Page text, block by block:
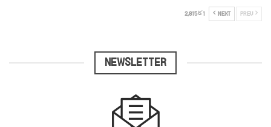
NEXT 1 کا 2,815
NEWSLETTER